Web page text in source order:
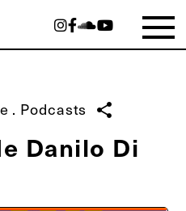
. Podcasts share
Danilo Di